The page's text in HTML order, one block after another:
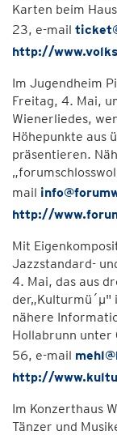
Karten beim
23, e-mail
http://
Im Jugendheim
Freitag, 4. Mai,
Wienerliedes,
Höhepunkte aus
präsentieren.
mail
http://
Mit
Jazzstandard-
4. Mai, das aus
der„Kulturmü´µ"
nähere
Hollabrunn
56, e-mail
http://
Im Konzerthaus
Tänzer und